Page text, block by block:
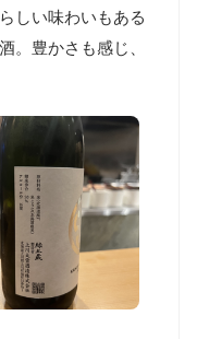
しい味わいもある
。豊かさも感じ、